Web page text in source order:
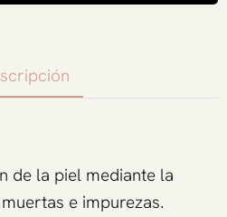
de la piel mediante la
e impurezas.